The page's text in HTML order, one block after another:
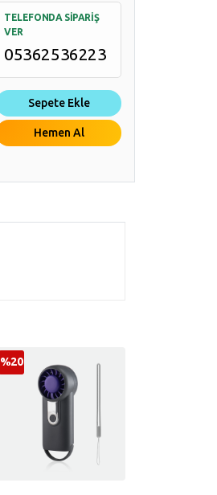
TELEFONDA SİPARİŞ
VER
05362536223
Sepete Ekle
Hemen Al
%20